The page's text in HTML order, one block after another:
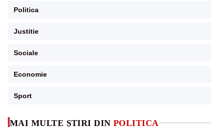
MAI MULTE ȘTIRI DIN POLITICA
Politica
Justitie
Sociale
Economie
Sport